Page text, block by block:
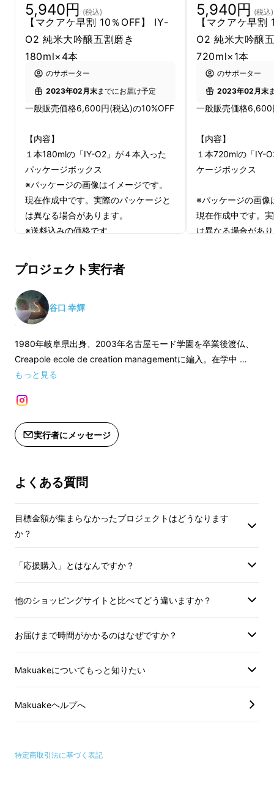
仕事では、
良い製品は、世に出ないと存在価値
がないと考え、
デザインの力で「手にとっても
ら一歩」を実現する活動をしています。
「妖怪酒」が飲みたい…
突然ですが、みなさん。
妖怪マンガで 鬼や妖怪が飲んでいるお酒”妖怪
酒” （←私が勝手にそう呼んでいます）。
んでみたいと思いませんか？
この絵も私が想像して描きましたｗ
発見！「酒呑童子の酒」！
まだ、蔵から出して間もない新商品です。
5,940円 (税込)
【マクアケ早割 10％OFF】 IY-
O2 純米大吟醸五割磨き
180ml×4本
のサポーター
2023年02月末までにお届け予定
一般販売価格6,600円(税込)の10%OFF
【内容】
１本180mlの「IY-O2」が４本入った
パッケージボックス
※パッケージの画像はイメージです。
現在作成中です。実際のパッケージと
は異なる場合があります。
※送料込みの価格です
【伊彌彦米5割磨き 純米大吟醸】
酒呑童子生誕の地、新潟・国上山の水
で育った伊彌彦米を、生涯を閉じた京
都・大江山の水で醸した日本酒。彼の
ライフジャーニーをご賞味ください。
100%使用
米)
・精米歩合:50%
・日本酒度:+1 酸度:1.3
5,940円 (税込)
【マクアケ早
O2 純米大吟醸
720ml×1本
のサポーター
2023年02月末
一般販売価格6,600
【内容】
１本720mlの「IY-
ケージボックス
※パッケージの画像
現在作成中です。
は異なる場合があ
都・大江山の水で
ライフジャーニー
プロジェクト実行者
谷口 幸輝
1980年岐阜県出身、2003年名古屋モード学園を卒業後渡仏、
Creapole ecole de creation managementに編入。在学中 …
もっと見る
実行者にメッセージ
よくある質問
目標金額が集まらなかったプロジェクトはどうなります
か？
「応援購入」とはなんですか？
他のショッピングサイトと比べてどう違いますか？
お届けまで時間がかかるのはなぜですか？
Makuakeについてもっと知りたい
Makuakeヘルプへ
特定商取引法に基づく表記